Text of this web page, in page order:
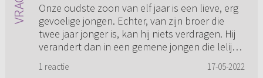
Onze oudste zoon van elf jaar is een lieve, erg
gevoelige jongen. Echter, van zijn broer die
twee jaar jonger is, kan hij niets verdragen. Hij
verandert dan in een gemene jongen die lelijke
1 reactie 17-05-2022